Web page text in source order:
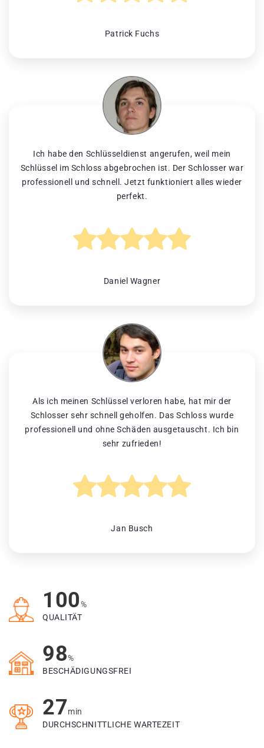
Patrick Fuchs
Ich habe den Schlüsseldienst angerufen, weil mein
Schlüssel im Schloss abgebrochen ist. Der Schlosser war
professionell und schnell. Jetzt funktioniert alles wieder
perfekt.
Daniel Wagner
Als ich meinen Schlüssel verloren habe, hat mir der
Schlosser sehr schnell geholfen. Das Schloss wurde
professionell und ohne Schäden ausgetauscht. Ich bin
sehr zufrieden!
Jan Busch
100%
QUALITÄT
98%
BESCHÄDIGUNGSFREI
27min
DURCHSCHNITTLICHE WARTEZEIT